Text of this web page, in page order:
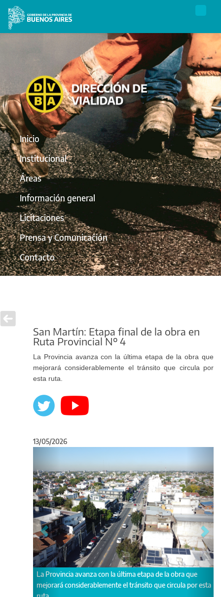
Inicio
Institucional
Áreas
Información general
Licitaciones
Prensa y Comunicación
Contacto
San Martín: Etapa final de la obra en
Ruta Provincial Nº 4
La Provincia avanza con la última etapa de la obra que
mejorará considerablemente el tránsito que circula por
esta ruta.
13/05/2026
avanza con la última etapa de la obra que
el tránsito que circula por esta
Se realizaron tareas